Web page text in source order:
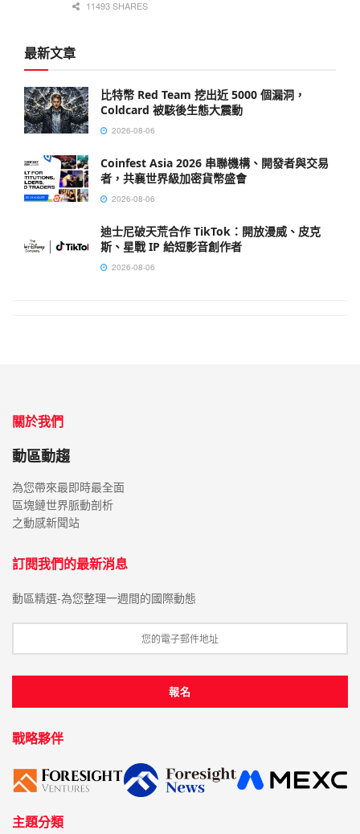
11493 SHARES
最新文章
比特幣 Red Team 挖出近 5000 個漏洞，
Coldcard 被駭後生態大震動
2026-08-06
Coinfest Asia 2026 串聯機構、開發者與交易
者，共襄世界級加密貨幣盛會
2026-08-06
迪士尼破天荒合作 TikTok：開放漫威、皮克
斯、星戰 IP 給短影音創作者
2026-08-06
關於我們
動區動趨
為您帶來最即時最全面
區塊鏈世界脈動剖析
之動感新聞站
訂閱我們的最新消息
動區精選-為您整理一週間的國際動態
戰略夥伴
主題分類